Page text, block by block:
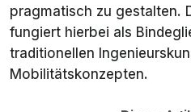
pragmatisch zu gestalten.
fungiert hierbei als
traditionellen
Mobilitätskonzepten.